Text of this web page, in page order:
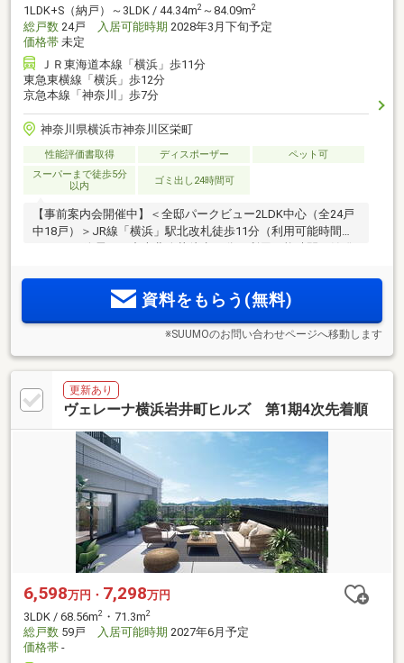
1LDK+S（納戸）～3LDK / 44.34m2 ～84.09m2
総戸数 24戸 入居可能時期 2028年3月下旬予定
価格帯 未定
ＪＲ東海道本線「横浜」歩11分
東急東横線「横浜」歩12分
京急本線「神奈川」歩7分
神奈川県横浜市神奈川区栄町
性能評価書取得 ディスポーザー
ペット可
スーパーまで徒歩5分
以内
ゴミ出し24時間可
【事前案内会開催中】＜全邸パークビュー2LDK中心（全24戸
中18戸）＞JR線「横浜」駅北改札徒歩11分（利用可能時間／
イクォーター」徒歩8分。「神奈川公園」徒歩1分。買い物利
便も緑も海も手に入る場所。資料をもらう(無料)
※SUUMOのお問い合わせページへ移動します
更新あり
ヴェレーナ横浜岩井町ヒルズ 第1期4次先着順
6,598万円・ 7,298万円
3LDK / 68.56m2 ・71.3m2
総戸数 59戸 入居可能時期 2027年6月予定
価格帯 -